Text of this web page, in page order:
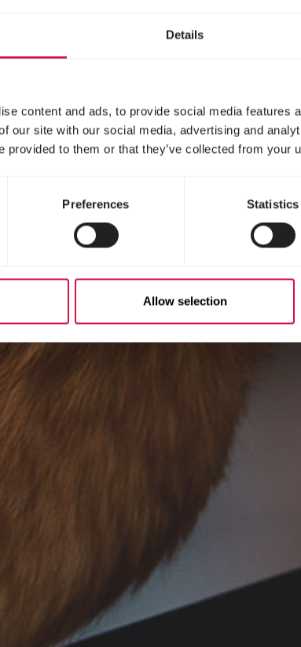
Details
content and ads, to provide social media features
our site with our social media, advertising and
provided to them or that they’ve collected from your
Preferences Statistics
Allow selection